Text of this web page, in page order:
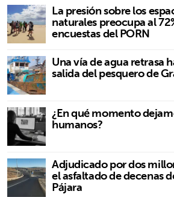
La presión sobre los
naturales preocupa al
encuestas del PORN
Una vía de agua retrasa
salida del pesquero de
¿En qué momento
humanos?
Adjudicado por dos
el asfaltado de decenas
Pájara